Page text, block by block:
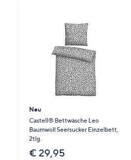
Neu
Castell® Bettwäsche Leo
Baumwoll Seersucker Einzelbett,
2tlg.
€ 29,95